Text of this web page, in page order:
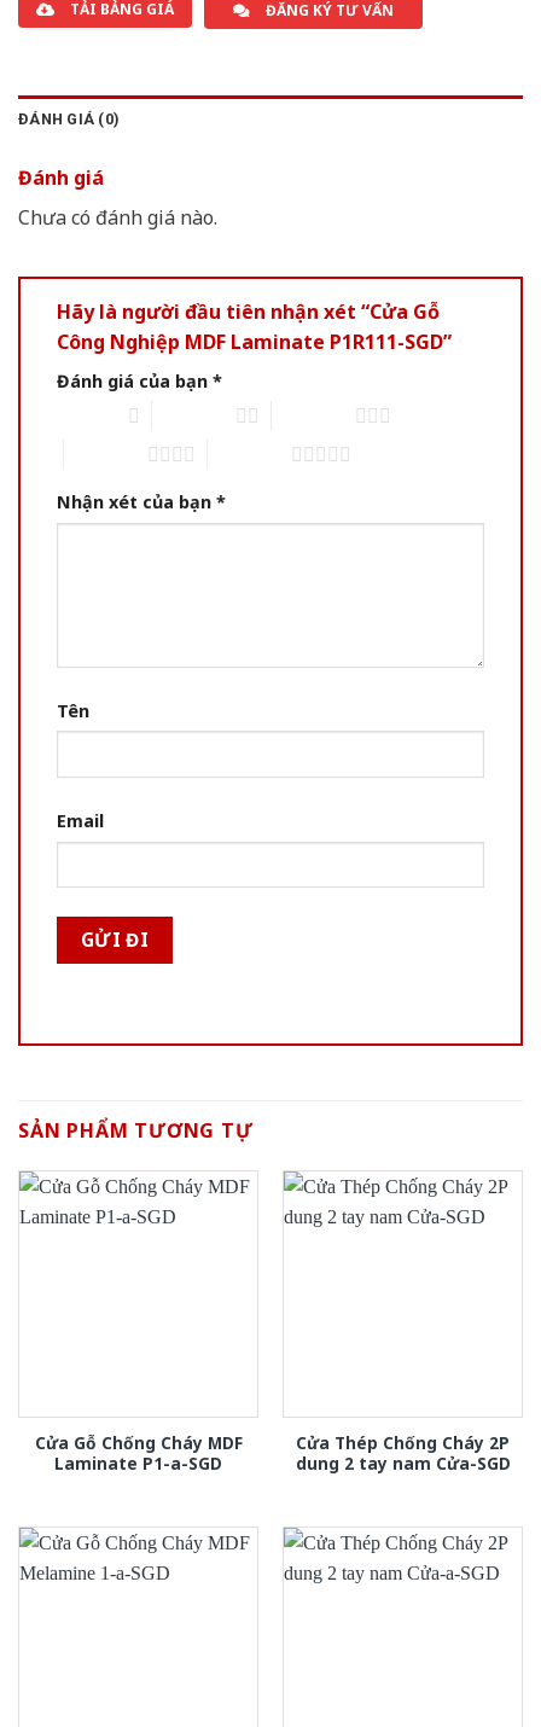
TẢI BẢNG GIÁ ĐĂNG KÝ TƯ VẤN
ĐÁNH GIÁ (0)
Đánh giá
Chưa có đánh giá nào.
Hãy là người đầu tiên nhận xét “Cửa Gỗ
Công Nghiệp MDF Laminate P1R111-SGD”
Đánh giá của bạn *
Nhận xét của bạn *
Tên
Email
SẢN PHẨM TƯƠNG TỰ
Cửa Gỗ Chống Cháy MDF
Laminate P1-a-SGD
Cửa Thép Chống Cháy 2P
dung 2 tay nam Cửa-SGD